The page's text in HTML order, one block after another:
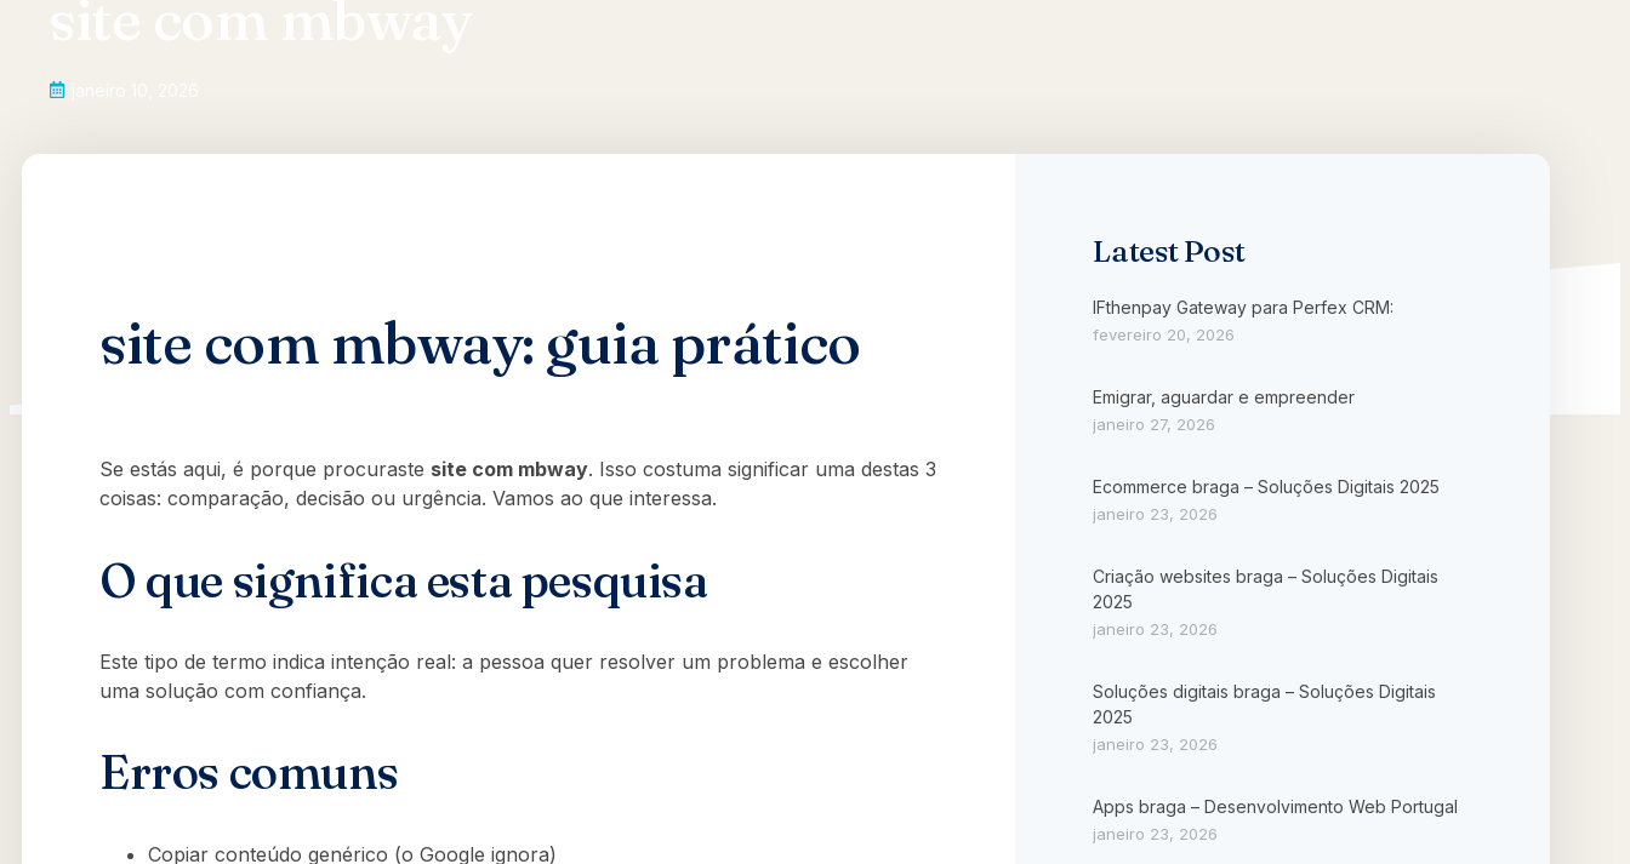
site com mbway: guia prático
Se estás aqui, é porque procuraste site com mbway. Isso costuma significar uma destas 3
coisas: comparação, decisão ou urgência. Vamos ao que interessa.
O que significa esta pesquisa
Este tipo de termo indica intenção real: a pessoa quer resolver um problema e escolher
uma solução com confiança.
Erros comuns
Copiar conteúdo genérico (o Google ignora)
Latest Post
IFthenpay Gateway para Perfex CRM:
fevereiro 20, 2026
Emigrar, aguardar e empreender
janeiro 27, 2026
Ecommerce braga – Soluções Digitais 2025
janeiro 23, 2026
Criação websites braga – Soluções Digitais
2025
janeiro 23, 2026
Soluções digitais braga – Soluções Digitais
2025
janeiro 23, 2026
Apps braga – Desenvolvimento Web Portugal
janeiro 23, 2026